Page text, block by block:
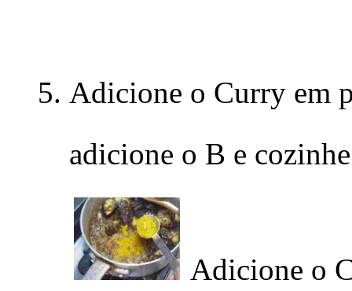
Adicione o Curry em
adicione o B e
Adicione o